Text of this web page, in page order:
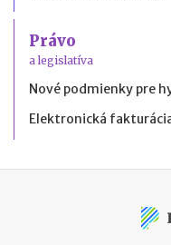
Právo
a legislatíva
Nové podmienky pre
Elektronická